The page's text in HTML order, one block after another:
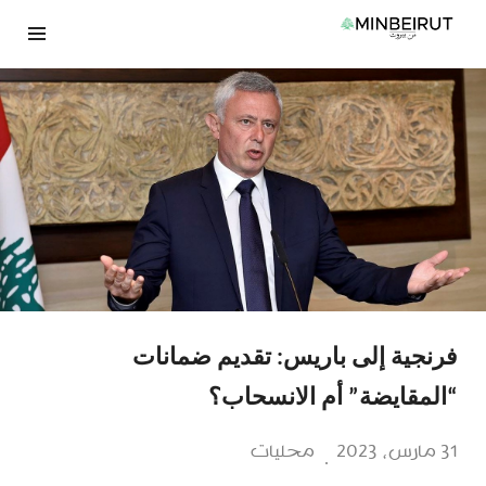
انتقل
المحتوى
فرنجية إلى باريس: تقديم ضمانات
“المقايضة” أم الانسحاب؟
31 مارس، 2023 محليات